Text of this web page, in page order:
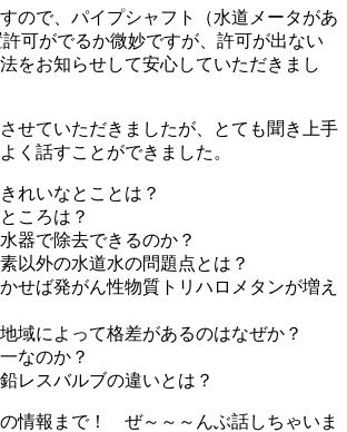
ので、パイプシャフト（水道メータがあ
可がでるか微妙ですが、許可が出ない
をお知らせして安心していただきまし
せていただきましたが、とても聞き上手
く話すことができました。
きれいなとことは？
ころは？
器で除去できるのか？
以外の水道水の問題点とは？
せば発がん性物質トリハロメタンが増え
域によって格差があるのはなぜか？
なのか？
レスバルブの違いとは？
情報まで！ ぜ～～～んぶ話しちゃいま